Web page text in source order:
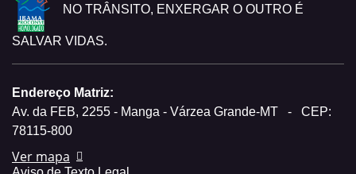
NO TRÂNSITO, ENXERGAR O OUTRO É
SALVAR VIDAS.
Endereço Matriz:
Av. da FEB, 2255 - Manga - Várzea Grande-MT
-
CEP:
78115-800
Ver mapa